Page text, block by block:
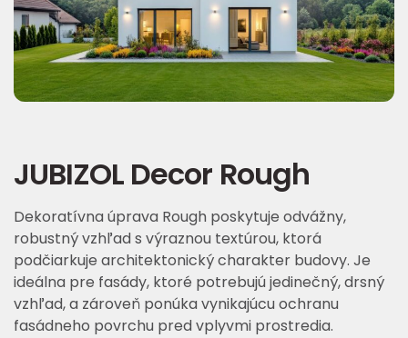
JUBIZOL Decor Rough
Dekoratívna úprava Rough poskytuje odvážny,
robustný vzhľad s výraznou textúrou, ktorá
podčiarkuje architektonický charakter budovy. Je
ideálna pre fasády, ktoré potrebujú jedinečný, drsný
vzhľad, a zároveň ponúka vynikajúcu ochranu
fasádneho povrchu pred vplyvmi prostredia.